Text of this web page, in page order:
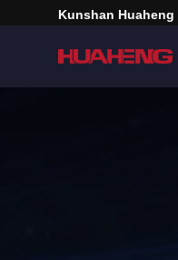
Kunshan